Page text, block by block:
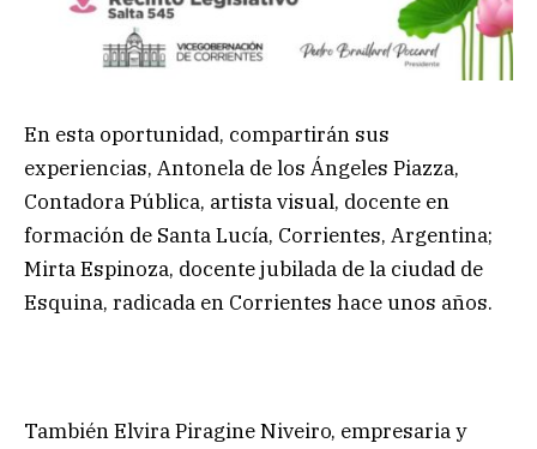
En esta oportunidad, compartirán sus
experiencias, Antonela de los Ángeles Piazza,
Contadora Pública, artista visual, docente en
formación de Santa Lucía, Corrientes, Argentina;
Mirta Espinoza, docente jubilada de la ciudad de
Esquina, radicada en Corrientes hace unos años.
También Elvira Piragine Niveiro, empresaria y